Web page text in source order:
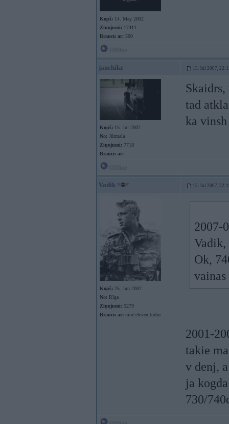
Kopš: 14. May 2002
Ziņojumi: 17411
Braucu ar: 500
janchikz 15. Jul 2007,
Kopš: 15. Jul 2007
No: Jūrmala
Ziņojumi: 7718
Braucu ar:
tad
ka
Vadik 15. Jul 2007,
Kopš: 25. Jun 2002
No: Rīga
Ziņojumi: 5279
Braucu ar: nine eleven turbo
2007-
Ok,
vainas
2001-
takie
v denj,
ja
730/